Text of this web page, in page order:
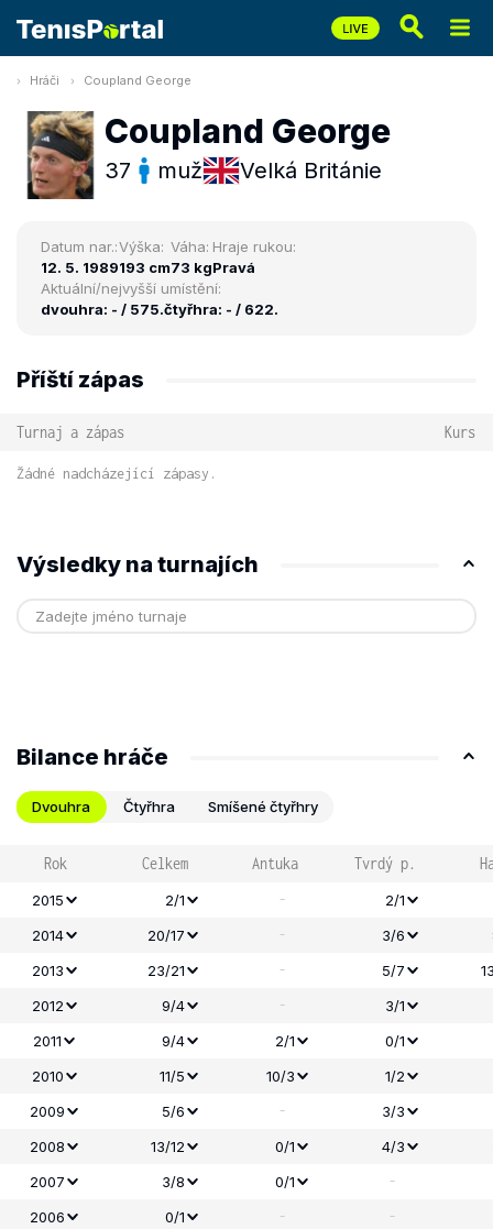
Hráči Coupland George
Coupland George
37 muž Velká Británie
Datum nar.:
12. 5. 1989
Výška:
193 cm
Váha:
73 kg
Hraje rukou:
Pravá
Aktuální/nejvyšší umístění:
dvouhra: - / 575.čtyřhra: - / 622.
Příští zápas
Turnaj a zápas Kurs
Žádné nadcházející zápasy.
Výsledky na turnajích
Bilance hráče
Dvouhra Čtyřhra Smíšené čtyřhry
Rok Celkem Antuka Tvrdý p.
2015 2/1 -
2/1
2014
20/17 - 3/6
2013
23/21 - 5/7
2012
9/4 -
3/1
2011
9/4 2/1
0/1
2010
11/5 10/3
1/2
2009
5/6 -
3/3
2008
13/12 0/1 4/3
2007
3/8 0/1 -
2006
0/1 -
-